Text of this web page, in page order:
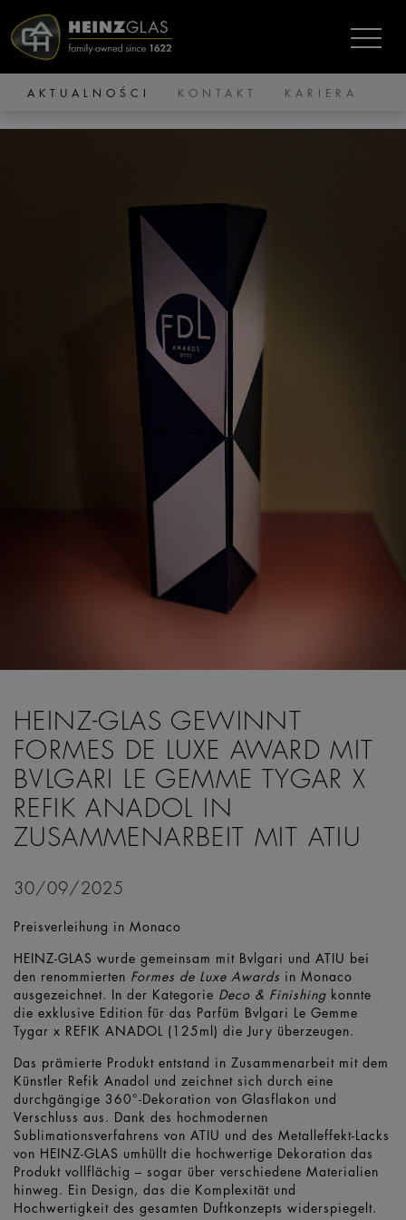
AKTUALNOŚCI KONTAKT KARIERA
HEINZ-GLAS GEWINNT
FORMES DE LUXE AWARD MIT
BVLGARI LE GEMME TYGAR X
REFIK ANADOL IN
ZUSAMMENARBEIT MIT ATIU
30/09/2025
Preisverleihung in Monaco
HEINZ-GLAS wurde gemeinsam mit Bvlgari und ATIU bei
den renommierten Formes de Luxe Awards in Monaco
ausgezeichnet. In der Kategorie Deco & Finishing konnte
die exklusive Edition für das Parfüm Bvlgari Le Gemme
Tygar x REFIK ANADOL (125ml) die Jury überzeugen.
Das prämierte Produkt entstand in Zusammenarbeit mit dem
Künstler Refik Anadol und zeichnet sich durch eine
durchgängige 360°-Dekoration von Glasflakon und
Verschluss aus. Dank des hochmodernen
Sublimationsverfahrens von ATIU und des Metalleffekt-Lacks
von HEINZ-GLAS umhüllt die hochwertige Dekoration das
Produkt vollflächig – sogar über verschiedene Materialien
hinweg. Ein Design, das die Komplexität und
Hochwertigkeit des gesamten Duftkonzepts widerspiegelt.